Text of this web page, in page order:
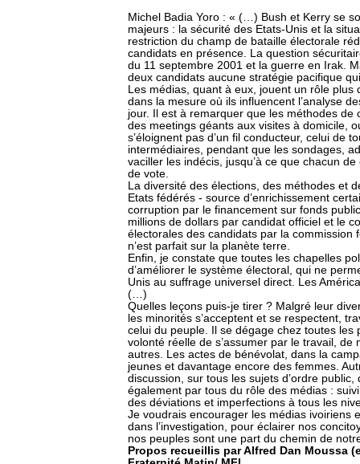
Michel Badia Yoro : « (…) Bush et Kerry se
majeurs : la sécurité des Etats-Unis et la
restriction du champ de bataille électorale
candidats en présence. La question
du 11 septembre 2001 et la guerre en Irak.
deux candidats aucune stratégie pacifique
Les médias, quant à eux, jouent un rôle
dans la mesure où ils influencent l’analyse
jour. Il est à remarquer que les méthodes
des meetings géants aux visites à domicile,
s’éloignent pas d’un fil conducteur, celui de
intermédiaires, pendant que les sondages,
vaciller les indécis, jusqu’à ce que chacun
de vote.
La diversité des élections, des méthodes et
Etats fédérés - source d’enrichissement
corruption par le financement sur fonds
millions de dollars par candidat officiel et le
électorales des candidats par la
n’est parfait sur la planète terre.
Enfin, je constate que toutes les chapelles
d’améliorer le système électoral, qui ne
Unis au suffrage universel direct. Les
(…)
Quelles leçons puis-je tirer ? Malgré leur
les minorités s’acceptent et se respectent,
celui du peuple. Il se dégage chez toutes les
volonté réelle de s’assumer par le travail,
autres. Les actes de bénévolat, dans la
jeunes et davantage encore des femmes.
discussion, sur tous les sujets d’ordre
également par tous du rôle des médias :
des déviations et imperfections à tous les
Je voudrais encourager les médias ivoiriens
dans l’investigation, pour éclairer nos
nos peuples sont une part du chemin de
Propos recueillis par Alfred Dan Moussa